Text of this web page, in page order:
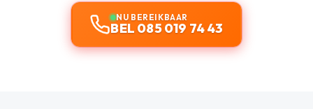
NU BEREIKBAAR
BEL 085 019 74 43